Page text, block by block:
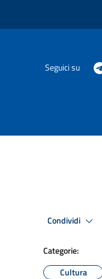
Seguici su
Condividi
Categorie:
Cultura